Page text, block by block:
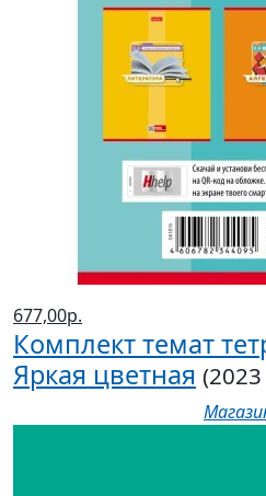
677,00р.
Комплект темат
Яркая цветная (2023